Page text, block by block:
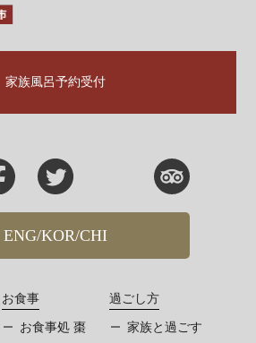
家族風呂予約受付
お食事
お食事処 棗
過ごし方
家族と過ごす
ENG/KOR/CHI